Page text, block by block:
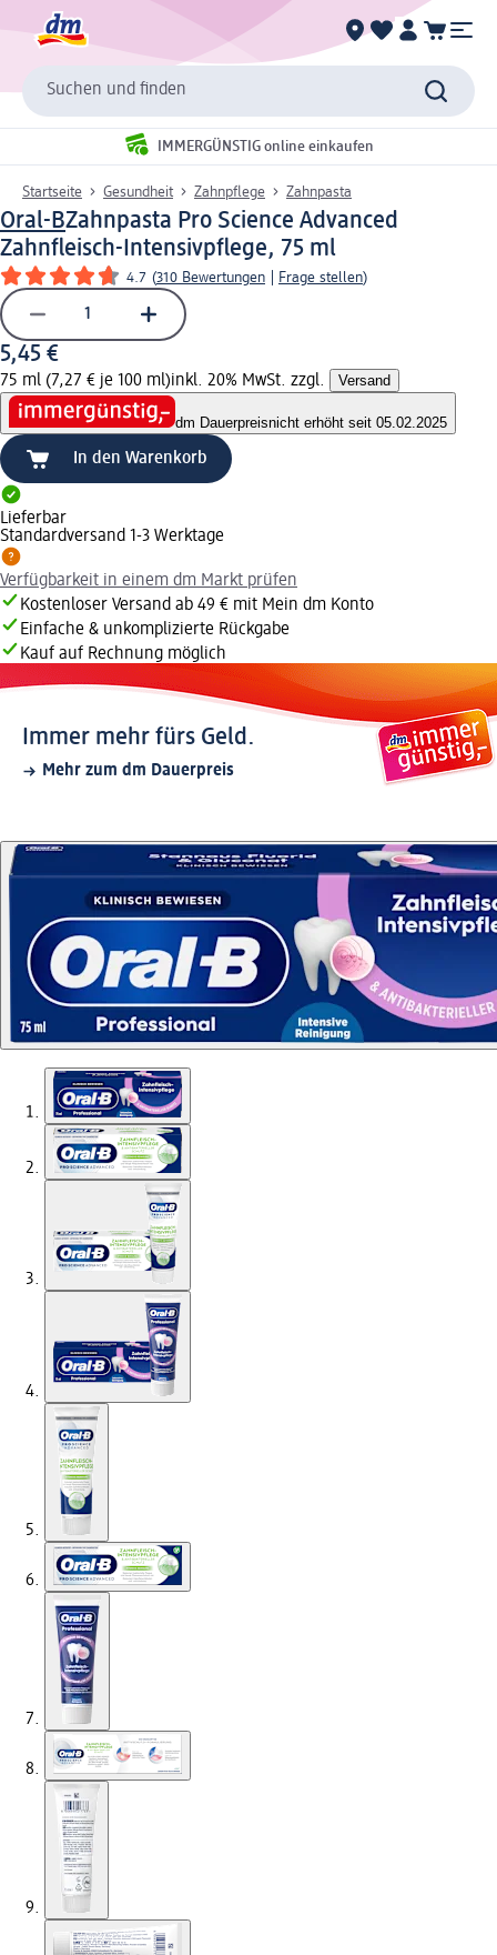
Suchen und finden
IMMERGÜNSTIG online einkaufen
Startseite Gesundheit Zahnpflege Zahnpasta
Oral-BZahnpasta Pro Science Advanced
Zahnfleisch-Intensivpflege, 75 ml
4.7 (310 Bewertungen Frage stellen)
5,45 €
75 ml (7,27 € je 100 ml)inkl. 20% MwSt. zzgl. Versand
dm Dauerpreisnicht erhöht seit 05.02.2025
In den Warenkorb
Lieferbar
Standardversand 1-3 Werktage
Verfügbarkeit in einem dm Markt prüfen
Kostenloser Versand ab 49 € mit Mein dm Konto
Einfache & unkomplizierte Rückgabe
Kauf auf Rechnung möglich
Immer mehr fürs Geld.
Mehr zum dm Dauerpreis